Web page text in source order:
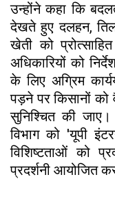
उन्होंने कहा कि
देखते हुए दलहन,
खेती को
अधिकारियों को
के लिए अग्रिम
पड़ने पर किसानों
सुनिश्चित की जाए।
विभाग को 'यूपी
विशिष्टताओं को
प्रदर्शनी आयोजित